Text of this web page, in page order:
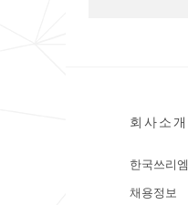
회사소개
한국쓰리
채용정보